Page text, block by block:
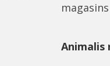
magasins
Animalis